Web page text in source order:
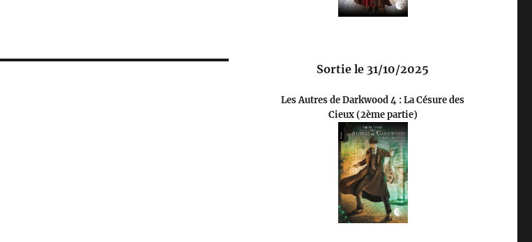
Sortie le 31/10/2025
Les Autres de Darkwood 4 : La Césure des
Cieux (2ème partie)